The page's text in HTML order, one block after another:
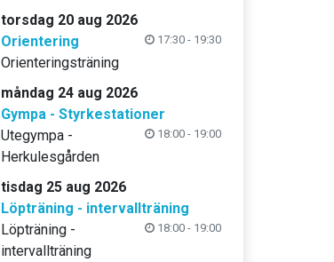
torsdag 20 aug 2026
Orientering
17:30 - 19:30
Orienteringsträning
måndag 24 aug 2026
Gympa - Styrkestationer
18:00 - 19:00
Utegympa -
Herkulesgården
tisdag 25 aug 2026
Löpträning - intervallträning
18:00 - 19:00
Löpträning -
intervallträning